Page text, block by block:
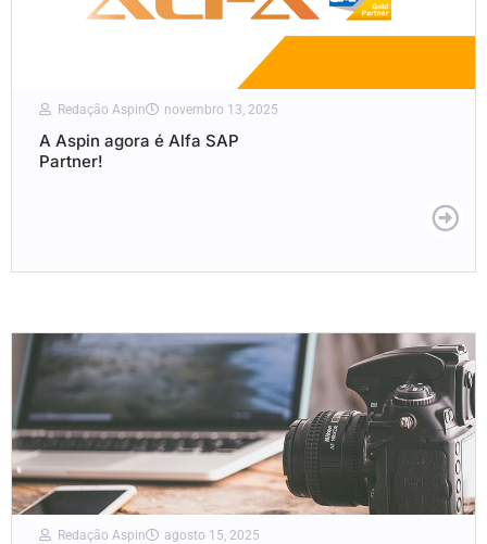
Redação Aspin novembro 13, 2025
A Aspin agora é Alfa SAP
Partner!
Redação Aspin agosto 15, 2025